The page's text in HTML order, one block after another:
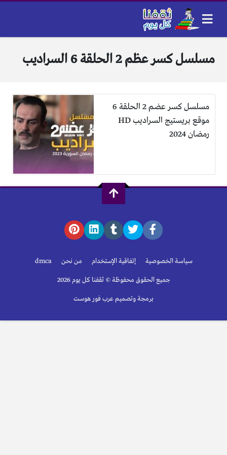
مسلسل كسر عظم 2 الحلقة 6 السراديب
مسلسل كسر عضم 2 الحلقة 6
موقع بريستيج السراديب HD
رمضان 2024
سياسة الخصوصية إتفاقية الإستخدام من نحن dmca
جميع الحقوق محفوظة © ثقفنا كل يوم 2026
برمجة وتصميم عرب فور هوست